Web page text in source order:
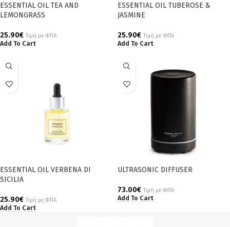
ESSENTIAL OIL TEA AND
LEMONGRASS
25.90€ Τιμή με ΦΠΑ
Add To Cart
ESSENTIAL OIL TUBEROSE &
JASMINE
25.90€ Τιμή με ΦΠΑ
Add To Cart
ESSENTIAL OIL VERBENA DI
SICILIA
25.90€ Τιμή με ΦΠΑ
Add To Cart
ULTRASONIC DIFFUSER
73.00€ Τιμή με ΦΠΑ
Add To Cart